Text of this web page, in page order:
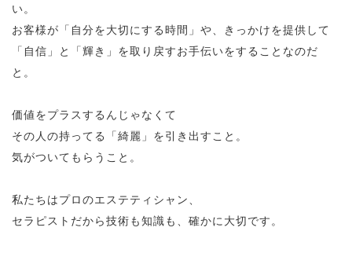
い。
お客様が「自分を大切にする時間」や、きっかけを提供して
「自信」と「輝き」を取り戻すお手伝いをすることなのだ
と。
価値をプラスするんじゃなくて
その人の持ってる「綺麗」を引き出すこと。
気がついてもらうこと。
私たちはプロのエステティシャン、
セラピストだから技術も知識も、確かに大切です。